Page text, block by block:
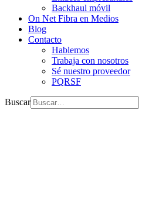
Backhaul móvil
On Net Fibra en Medios
Blog
Contacto
Hablemos
Trabaja con nosotros
Sé nuestro proveedor
PQRSF
Buscar